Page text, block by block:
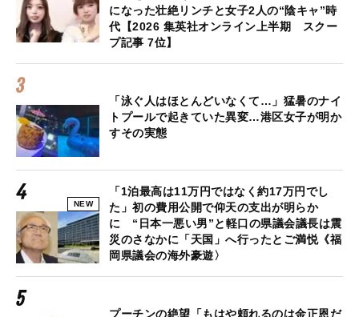
になった壮絶リンチと女子2人の“陰キャ”時
代【2026 集英社オンライン上半期 スクー
プ記事 7位】
「泳ぐ人はほとんどいなくて…」猛暑のナイ
トプールで起きていた異変…港区女子が明か
すその実態
NEW
「1泊最高は11万円ではなく約17万円でし
た」初の費用公開で仰天の支出が明らか
に “日本一悪い男”と軽口の県議会議長は震
災のさなかに「天国」へ行ったとご満悦《福
岡県議会の海外豪遊〉
プーチンの絶望「もはや頼れるのは金正恩だ